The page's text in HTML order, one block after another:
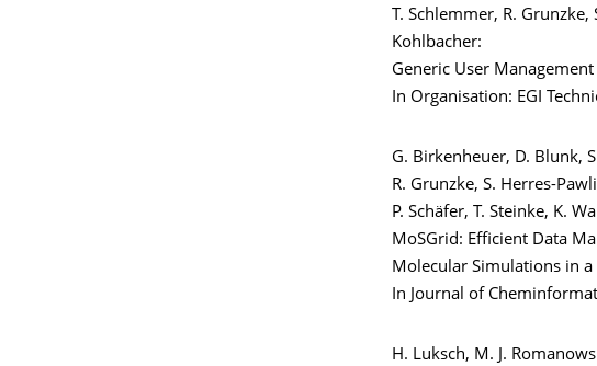
T. Schlemmer, R.
Kohlbacher:
Generic User
In Organisation: EGI
G. Birkenheuer, D. Blunk,
R. Grunzke, S. Herres-
P. Schäfer, T. Steinke, K.
MoSGrid: Efficient Data
Molecular Simulations in
In Journal of
H. Luksch, M. J.